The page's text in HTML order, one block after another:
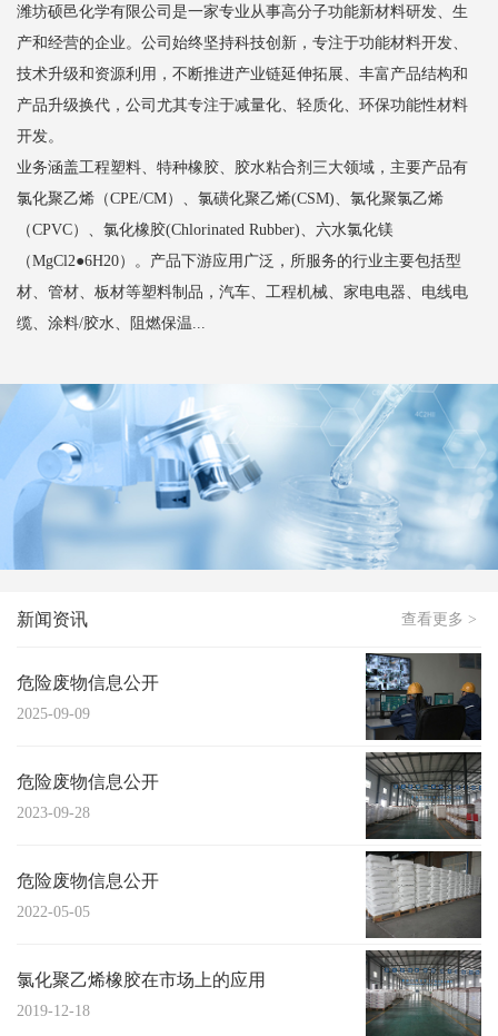
潍坊硕邑化学有限公司是一家专业从事高分子功能新材料研发、生
产和经营的企业。公司始终坚持科技创新，专注于功能材料开发、
技术升级和资源利用，不断推进产业链延伸拓展、丰富产品结构和
产品升级换代，公司尤其专注于减量化、轻质化、环保功能性材料
开发。
业务涵盖工程塑料、特种橡胶、胶水粘合剂三大领域，主要产品有
氯化聚乙烯（CPE/CM）、氯磺化聚乙烯(CSM)、氯化聚氯乙烯
（CPVC）、氯化橡胶(Chlorinated Rubber)、六水氯化镁
（MgCl2●6H20）。产品下游应用广泛，所服务的行业主要包括型
材、管材、板材等塑料制品，汽车、工程机械、家电电器、电线电
缆、涂料/胶水、阻燃保温...
新闻资讯 查看更多 >
危险废物信息公开
2025-09-09
危险废物信息公开
2023-09-28
危险废物信息公开
2022-05-05
氯化聚乙烯橡胶在市场上的应用
2019-12-18